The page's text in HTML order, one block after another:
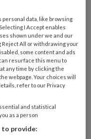
Ik help
van een
ik vaak de
De hulpvraag
erkennen van
uit een ‘heel
‘Zij heeft twee
data, like browsing
I Accept enables
shown under we and our
Reject All or withdrawing your
some content and ads
resurface this menu to
any time by clicking the
webpage. Your choices will
refer to our Privacy
and statistical
as a person
to provide: